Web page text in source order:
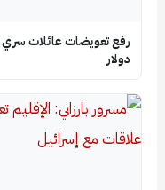
دولار